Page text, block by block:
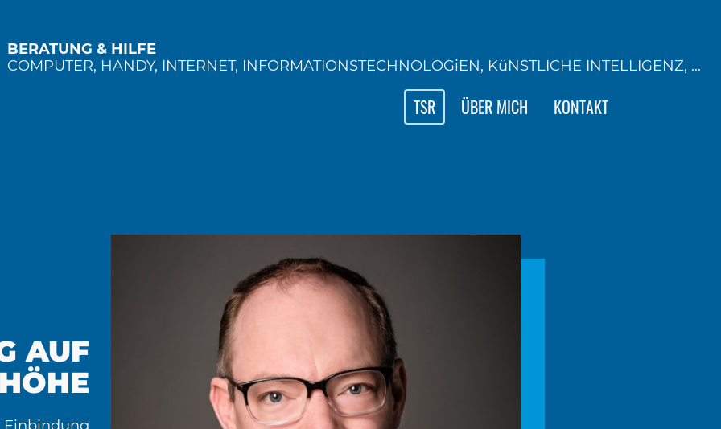
BERATUNG & HILFE
COMPUTER, HANDY, INTERNET, INFORMATIONSTECHNOLOGiEN, KüNSTLICHE INTELLIGENZ, ...
TSR ÜBER MICH KONTAKT
AUF